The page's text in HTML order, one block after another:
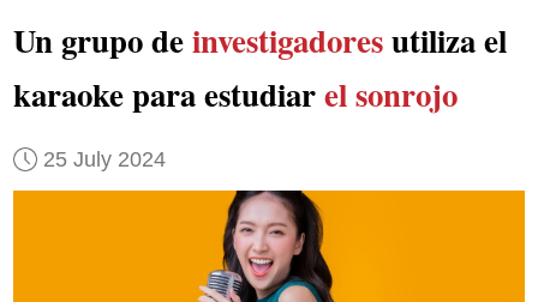
Un grupo deinvestigadoresutiliza el
karaoke para estudiarel sonrojo
25 July 2024